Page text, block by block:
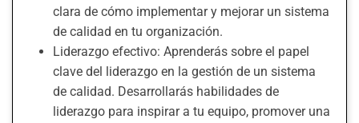
clara de cómo implementar y mejorar un sistema
de calidad en tu organización.
Liderazgo efectivo: Aprenderás sobre el papel
clave del liderazgo en la gestión de un sistema
de calidad. Desarrollarás habilidades de
liderazgo para inspirar a tu equipo, promover una